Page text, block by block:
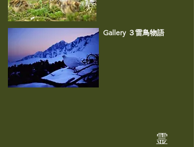
​Gallery ３​雷鳥物語
霊